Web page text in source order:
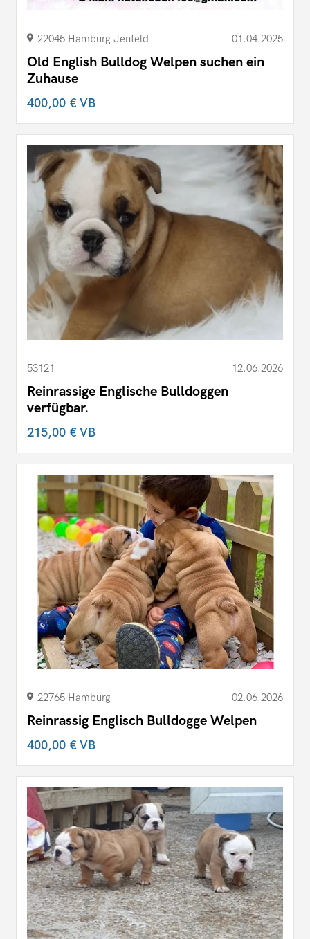
22045 Hamburg Jenfeld 01.04.2025
Old English Bulldog Welpen suchen ein
Zuhause
400,00 €VB
53121 12.06.2026
Reinrassige Englische Bulldoggen
verfügbar.
215,00 €VB
22765 Hamburg 02.06.2026
Reinrassig Englisch Bulldogge Welpen
400,00 €VB